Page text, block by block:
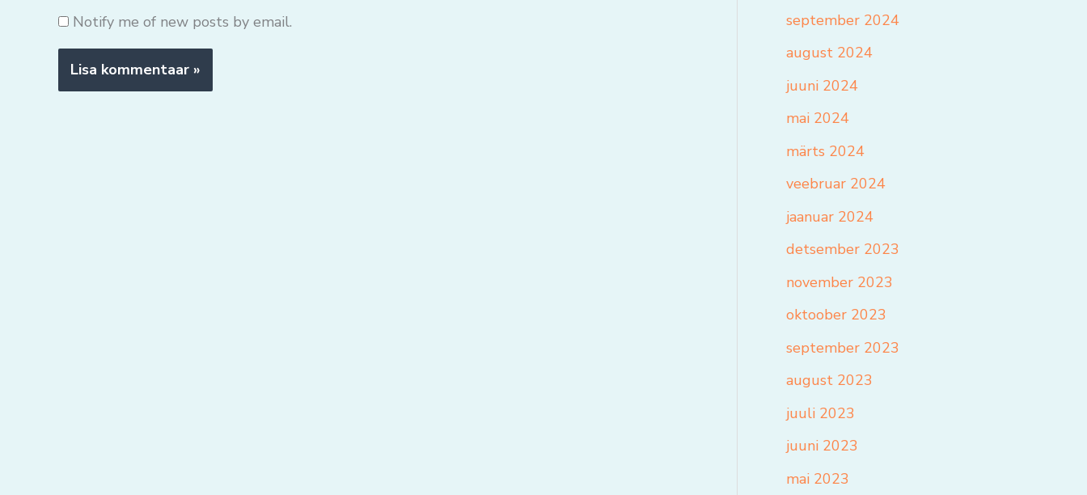
Notify me of new posts by email.
september 2024
august 2024
juuni 2024
mai 2024
märts 2024
veebruar 2024
jaanuar 2024
detsember 2023
november 2023
oktoober 2023
september 2023
august 2023
juuli 2023
juuni 2023
mai 2023